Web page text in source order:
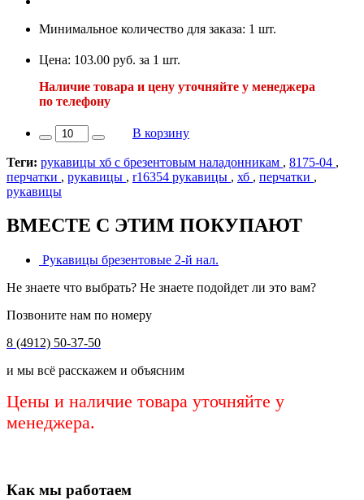
Минимальное количество для заказа: 1 шт.
Цена: 103.00 руб. за 1 шт.
Наличие товара и цену уточняйте у менеджера
по телефону
В корзину
Теги: рукавицы хб с брезентовым наладонникам , 8175-04 ,
перчатки , рукавицы , r16354 рукавицы , хб , перчатки ,
рукавицы
ВМЕСТЕ С ЭТИМ ПОКУПАЮТ
Рукавицы брезентовые 2-й нал.
Не знаете что выбрать? Не знаете подойдет ли это вам?
Позвоните нам по номеру
8 (4912) 50-37-50
и мы всё расскажем и объясним
Цены и наличие товара уточняйте у
менеджера.
Как мы работаем